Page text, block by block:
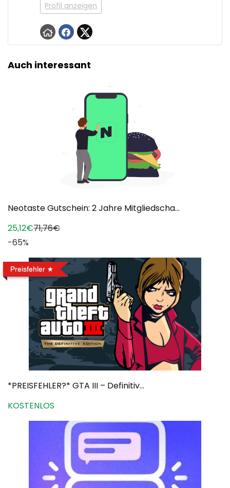
Profil anzeigen
Auch interessant
Neotaste Gutschein: 2 Jahre Mitgliedscha...
25,12€71,76€
-65%
Preisfehler
*PREISFEHLER?* GTA III – Definitiv...
KOSTENLOS